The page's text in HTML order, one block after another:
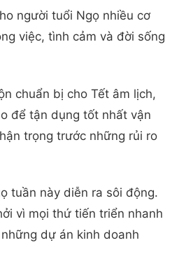
người tuổi Ngọ nhiều cơ
việc, tình cảm và đời sống
chuẩn bị cho Tết âm lịch,
để tận dụng tốt nhất vận
trọng trước những rủi ro
tuần này diễn ra sôi động.
vì mọi thứ tiến triển nhanh
dự án kinh doanh